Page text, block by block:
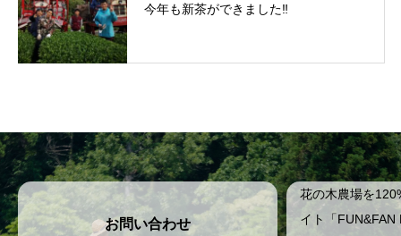
今年も新茶ができました‼
お問い合わせ
花の木農場を
イト「FUN&FAN